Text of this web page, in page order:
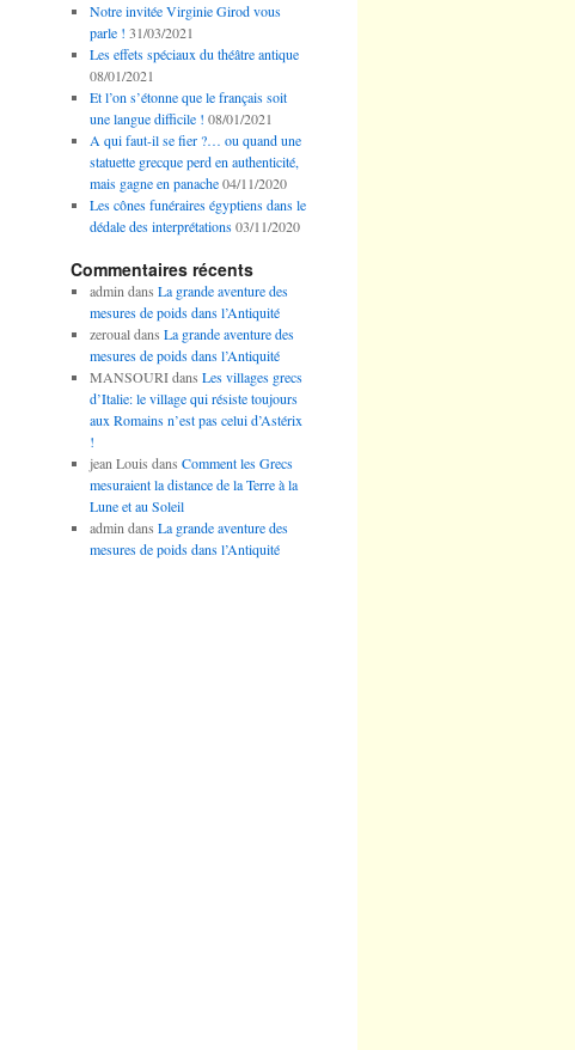
Notre invitée Virginie Girod vous
parle ! 31/03/2021
Les effets spéciaux du théâtre antique
08/01/2021
Et l’on s’étonne que le français soit
une langue difficile ! 08/01/2021
A qui faut-il se fier ?… ou quand une
statuette grecque perd en authenticité,
mais gagne en panache 04/11/2020
Les cônes funéraires égyptiens dans le
dédale des interprétations 03/11/2020
Commentaires récents
admin dans La grande aventure des
mesures de poids dans l’Antiquité
zeroualdans La grande aventure des
mesures de poids dans l’Antiquité
MANSOURIdans Les villages grecs
d’Italie: le village qui résiste toujours
aux Romains n’est pas celui d’Astérix
!
jean Louis dans Comment les Grecs
mesuraient la distance de la Terre à la
Lune et au Soleil
admin dans La grande aventure des
mesures de poids dans l’Antiquité